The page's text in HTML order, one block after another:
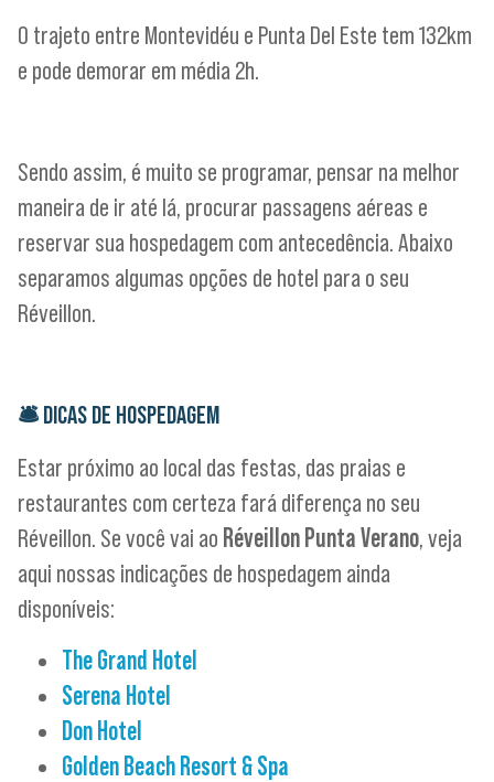
O trajeto entre Montevidéu e Punta Del Este tem 132km
e pode demorar em média 2h.
Sendo assim, é muito se programar, pensar na melhor
maneira de ir até lá, procurar passagens aéreas e
reservar sua hospedagem com antecedência. Abaixo
separamos algumas opções de hotel para o seu
Réveillon.
🛎DICAS DE HOSPEDAGEM
Estar próximo ao local das festas, das praias e
restaurantes com certeza fará diferença no seu
Réveillon. Se você vai ao Réveillon Punta Verano, veja
aqui nossas indicações de hospedagem ainda
disponíveis:
The Grand Hotel
Serena Hotel
Don Hotel
Golden Beach Resort & Spa